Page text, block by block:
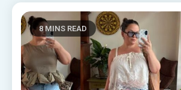
8 MINS READ